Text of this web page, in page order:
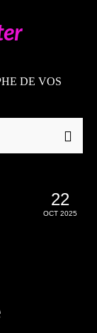
DE VOS
22
OCT 2025